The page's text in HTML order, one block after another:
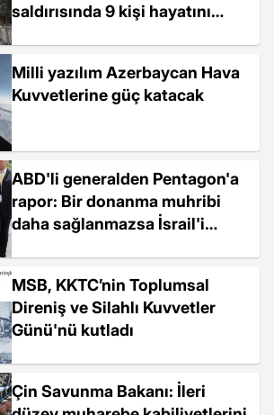
saldırısında 9 kişi hayatını
Milli yazılım Azerbaycan Hava
Kuvvetlerine güç katacak
ABD'li generalden Pentagon'a
rapor: Bir donanma muhribi
daha sağlanmazsa İsrail'i
MSB, KKTC’nin Toplumsal
Direniş ve Silahlı Kuvvetler
Günü'nü kutladı
Çin Savunma Bakanı: İleri